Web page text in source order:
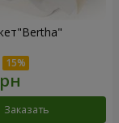
Заказать